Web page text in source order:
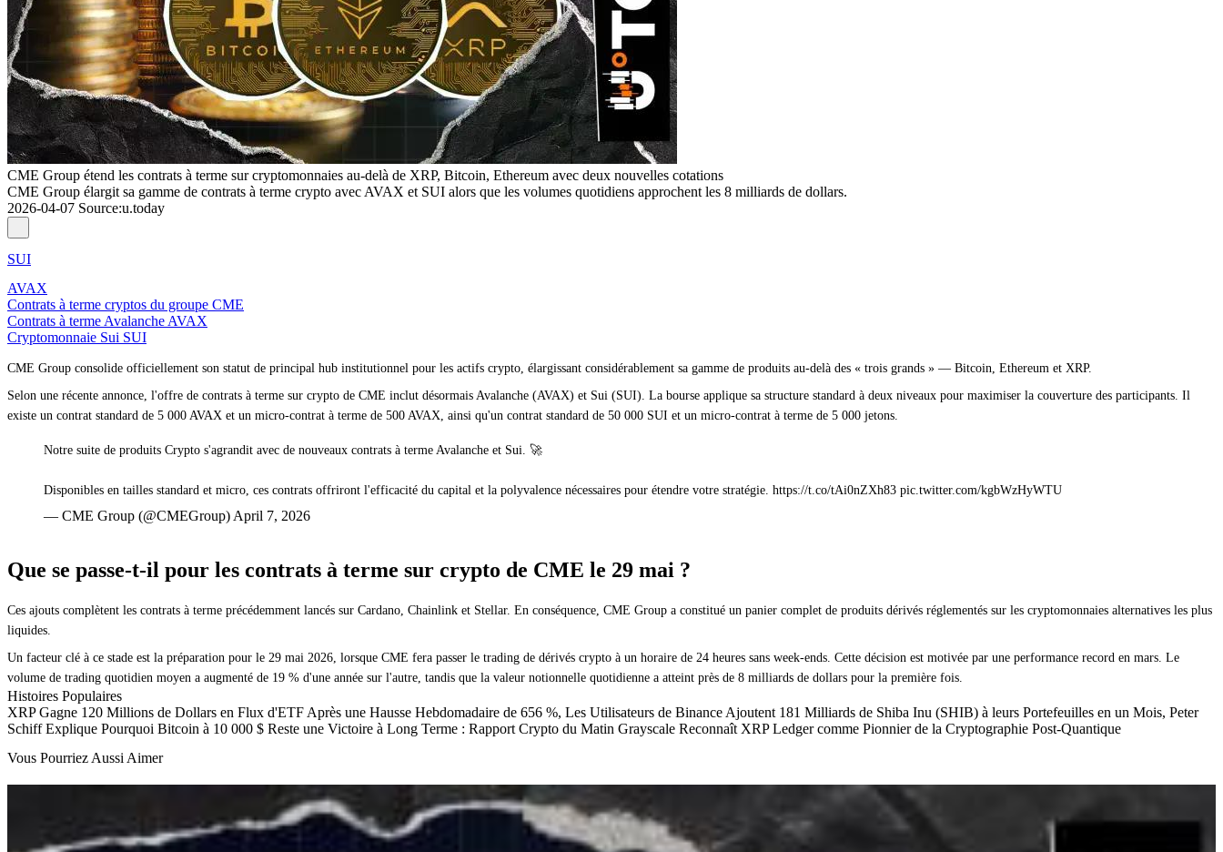
CME Group étend les contrats à terme sur cryptomonnaies au-delà de XRP, Bitcoin, Ethereum avec deux nouvelles cotations
CME Group élargit sa gamme de contrats à terme crypto avec AVAX et SUI alors que les volumes quotidiens approchent les 8 milliards de dollars.
2026-04-07 Source:u.today
SUI
AVAX
Contrats à terme cryptos du groupe CME
Contrats à terme Avalanche AVAX
Cryptomonnaie Sui SUI
CME Group consolide officiellement son statut de principal hub institutionnel pour les actifs crypto, élargissant considérablement sa gamme de produits au-delà des « trois grands » — Bitcoin, Ethereum et XRP.
Selon une récente annonce, l'offre de contrats à terme sur crypto de CME inclut désormais Avalanche (AVAX) et Sui (SUI). La bourse applique sa structure standard à deux niveaux pour maximiser la couverture des participants. Il
existe un contrat standard de 5 000 AVAX et un micro-contrat à terme de 500 AVAX, ainsi qu'un contrat standard de 50 000 SUI et un micro-contrat à terme de 5 000 jetons.
Notre suite de produits Crypto s'agrandit avec de nouveaux contrats à terme Avalanche et Sui. 🚀
Disponibles en tailles standard et micro, ces contrats offriront l'efficacité du capital et la polyvalence nécessaires pour étendre votre stratégie. https://t.co/tAi0nZXh83 pic.twitter.com/kgbWzHyWTU
— CME Group (@CMEGroup) April 7, 2026
Que se passe-t-il pour les contrats à terme sur crypto de CME le 29 mai ?
Ces ajouts complètent les contrats à terme précédemment lancés sur Cardano, Chainlink et Stellar. En conséquence, CME Group a constitué un panier complet de produits dérivés réglementés sur les cryptomonnaies alternatives les plus
liquides.
Un facteur clé à ce stade est la préparation pour le 29 mai 2026, lorsque CME fera passer le trading de dérivés crypto à un horaire de 24 heures sans week-ends. Cette décision est motivée par une performance record en mars. Le
volume de trading quotidien moyen a augmenté de 19 % d'une année sur l'autre, tandis que la valeur notionnelle quotidienne a atteint près de 8 milliards de dollars pour la première fois.
Histoires Populaires
XRP Gagne 120 Millions de Dollars en Flux d'ETF Après une Hausse Hebdomadaire de 656 %, Les Utilisateurs de Binance Ajoutent 181 Milliards de Shiba Inu (SHIB) à leurs Portefeuilles en un Mois, Peter
Schiff Explique Pourquoi Bitcoin à 10 000 $ Reste une Victoire à Long Terme : Rapport Crypto du Matin Grayscale Reconnaît XRP Ledger comme Pionnier de la Cryptographie Post-Quantique
Vous Pourriez Aussi Aimer